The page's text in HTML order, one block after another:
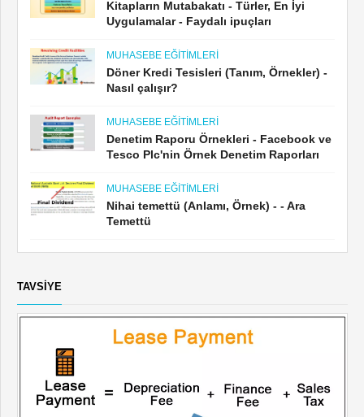
Kitapların Mutabakatı - Türler, En İyi
Uygulamalar - Faydalı ipuçları
MUHASEBE EĞITIMLERI
Döner Kredi Tesisleri (Tanım, Örnekler) -
Nasıl çalışır?
MUHASEBE EĞITIMLERI
Denetim Raporu Örnekleri - Facebook ve
Tesco Plc'nin Örnek Denetim Raporları
MUHASEBE EĞITIMLERI
Nihai temettü (Anlamı, Örnek) - - Ara
Temettü
TAVSIYE